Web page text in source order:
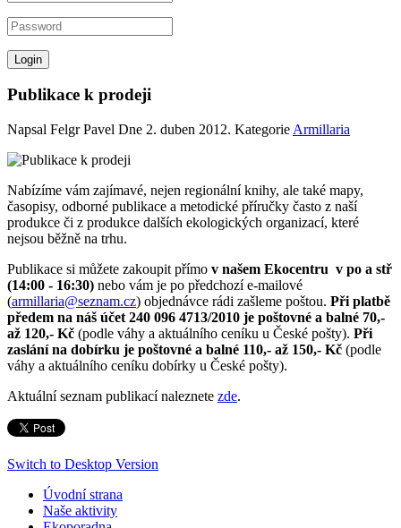
Publikace k prodeji
Napsal Felgr Pavel Dne 2. duben 2012. Kategorie Armillaria
Nabízíme vám zajímavé, nejen regionální knihy, ale také mapy,
časopisy, odborné publikace a metodické příručky často z naší
produkce či z produkce dalších ekologických organizací, které
nejsou běžně na trhu.
Publikace si můžete zakoupit přímo v našem Ekocentru v po a stř
(14:00 - 16:30) nebo vám je po předchozí e-mailové
(armillaria@seznam.cz) objednávce rádi zašleme poštou. Při platbě
předem na náš účet 240 096 4713/2010 je poštovné a balné 70,-
až 120,- Kč (podle váhy a aktuálního ceníku u České pošty). Při
zaslání na dobírku je poštovné a balné 110,- až 150,- Kč (podle
váhy a aktuálního ceníku dobírky u České pošty).
Aktuální seznam publikací naleznete zde.
Switch to Desktop Version
Úvodní strana
Naše aktivity